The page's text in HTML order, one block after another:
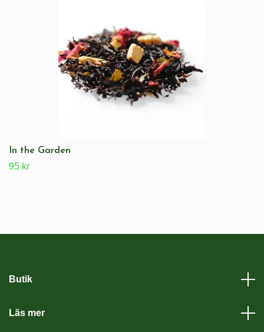
In the Garden
95 kr
Butik
Läs mer